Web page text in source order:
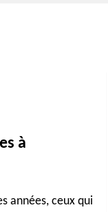
à
années, ceux qui